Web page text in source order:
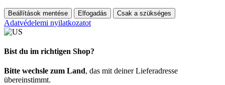
Beállítások mentése Elfogadás Csak a szükséges
Adatvédelemi nyilatkozatot
Bist du im richtigen Shop?
Bitte wechsle zum Land, das mit deiner Lieferadresse
übereinstimmt.